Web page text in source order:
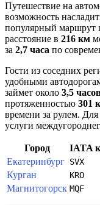
Путешествие на
возможность
популярный маршрут
расстояние в 216 км
за 2,7 часа по
Гости из соседних
удобными
займет около 3,5
протяженностью 301
времени за рулем.
услуги
Город IATA
Екатеринбург SVX
Курган
KRO
Магнитогорск MQF